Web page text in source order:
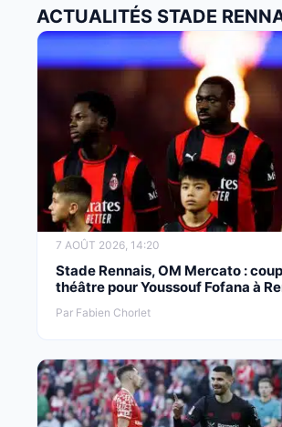
ACTUALITÉS STADE
7 AOÛT 2026, 14:20
Stade Rennais, OM Mercato :
théâtre pour Youssouf Fofana à
Par Fabien Chorlet